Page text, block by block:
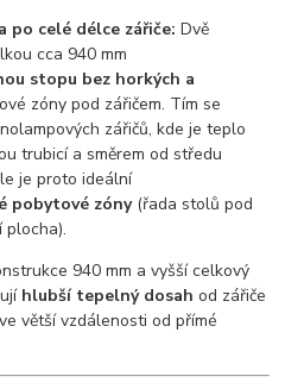
po celé délce zářiče: Dvě
cca 940 mm
stopu bez horkých a
zóny pod zářičem. Tím se
zářičů, kde je teplo
trubicí a směrem od středu
je proto ideální
pobytové zóny(řada stolů pod
plocha).
940 mm a vyšší celkový
hlubší tepelný dosah od zářiče
větší vzdálenosti od přímé